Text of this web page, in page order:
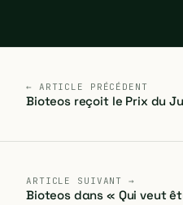
← ARTICLE PRÉCÉDENT
Bioteos reçoit le Prix du
ARTICLE SUIVANT →
Bioteos dans « Qui veut